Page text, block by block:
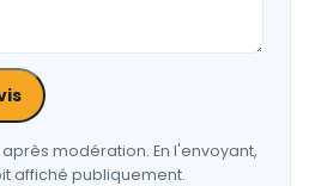
modération. En l'envoyant,
affiché publiquement.